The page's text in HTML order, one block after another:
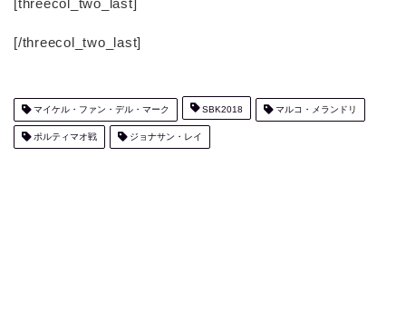
[/threecol_two_last]
マイケル・ファン・デル・マーク SBK2018 マルコ・メランドリ
ポルティマオ戦 ジョナサン・レイ